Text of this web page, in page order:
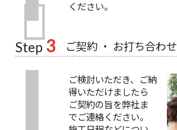
ください。
Step 3 ご契約 ・ お打ち合わせ
ご検討いただき、ご納
得いただけましたら
ご契約の旨を弊社ま
でご連絡ください。